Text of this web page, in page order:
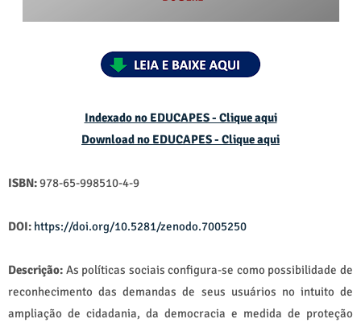
Indexado no EDUCAPES - Clique aqui
Download no EDUCAPES - Clique aqui
ISBN:978-65-998510-4-9
DOI: https://doi.org/10.5281/zenodo.7005250
Descrição: As políticas sociais configura-se como possibilidade de
reconhecimento das demandas de seus usuários no intuito de
ampliação de cidadania, da democracia e medida de proteção